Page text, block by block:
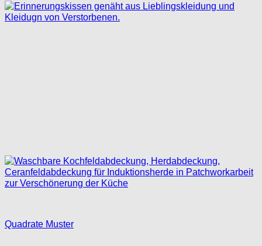
Quadrate Muster